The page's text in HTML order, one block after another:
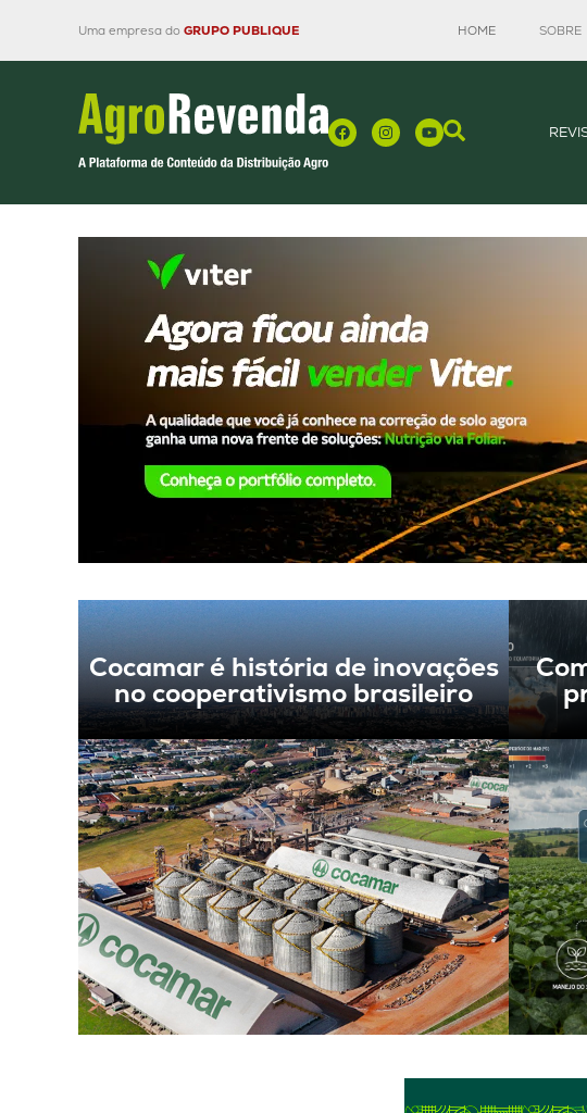
Uma empresa do GRUPO PUBLIQUE HOME SOBRE
Cocamar é história de inovações
no cooperativismo brasileiro